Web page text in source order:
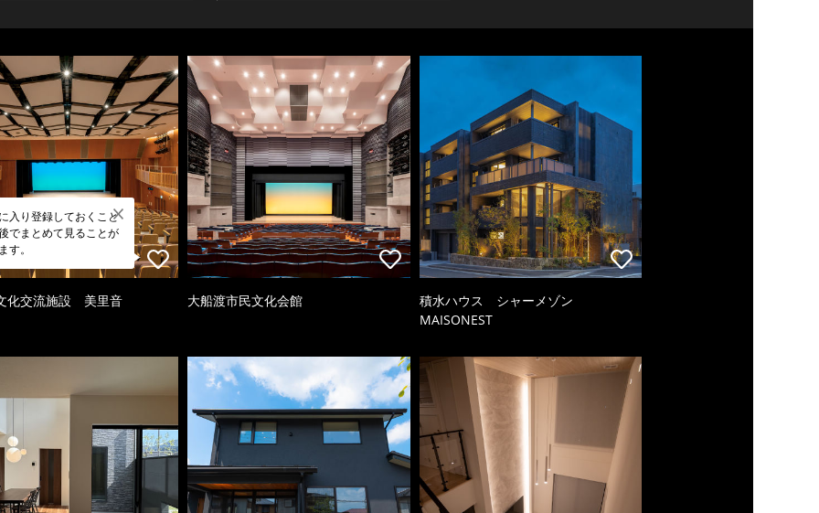
入り登録しておくこと
でまとめて見ることが
す。
化交流施設 美里音 大船渡市民文化会館
積水ハウス シャーメゾン
MAISONEST